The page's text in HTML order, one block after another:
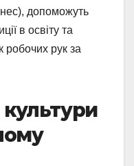
допоможуть
в освіту та
робочих рук за
культури